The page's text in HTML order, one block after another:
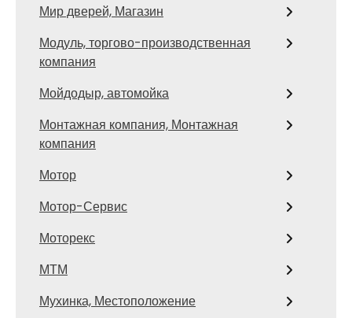
Мир дверей, Магазин
Модуль, торгово-производственная
компания
Мойдодыр, автомойка
Монтажная компания, Монтажная
компания
Мотор
Мотор-Сервис
Моторекс
МТМ
Мухинка, Местоположение